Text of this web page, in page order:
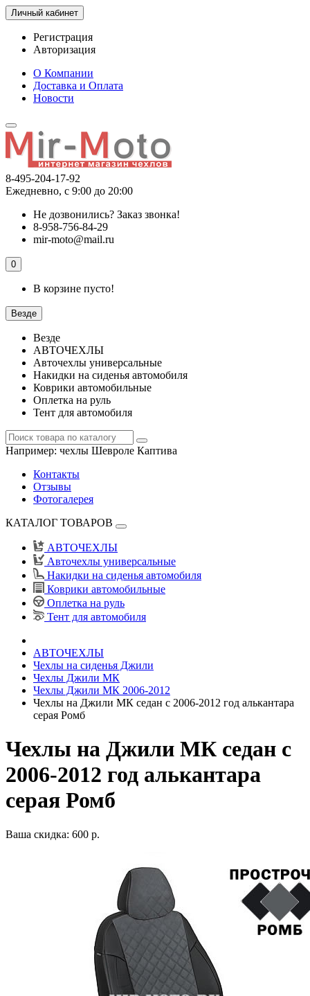
Личный кабинет
Регистрация
Авторизация
О Компании
Доставка и Оплата
Новости
8-495-204-17-92
Ежедневно, с 9:00 до 20:00
Не дозвонились? Заказ звонка!
8-958-756-84-29
mir-moto@mail.ru
0
В корзине пусто!
Везде
Везде
АВТОЧЕХЛЫ
Авточехлы универсальные
Накидки на сиденья автомобиля
Коврики автомобильные
Оплетка на руль
Тент для автомобиля
Например: чехлы Шевроле Каптива
Контакты
Отзывы
Фотогалерея
КАТАЛОГ ТОВАРОВ
АВТОЧЕХЛЫ
Авточехлы универсальные
Накидки на сиденья автомобиля
Коврики автомобильные
Оплетка на руль
Тент для автомобиля
АВТОЧЕХЛЫ
Чехлы на сиденья Джили
Чехлы Джили МК
Чехлы Джили МК 2006-2012
Чехлы на Джили МК седан с 2006-2012 год алькантара
серая Ромб
Чехлы на Джили МК седан с
2006-2012 год алькантара
серая Ромб
Ваша скидка: 600 р.